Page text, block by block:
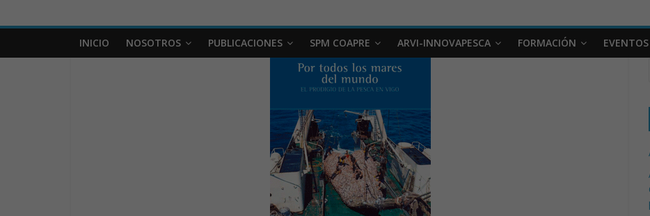
INICIO NOSOTROS PUBLICACIONES SPM COAPRE ARVI-INNOVAPESCA FORMACIÓN EVENTOS